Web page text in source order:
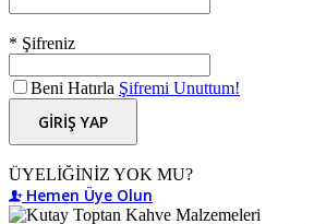
* Şifreniz
Beni Hatırla Şifremi Unuttum!
GİRİŞ YAP
ÜYELİĞİNİZ YOK MU?
Hemen Üye Olun